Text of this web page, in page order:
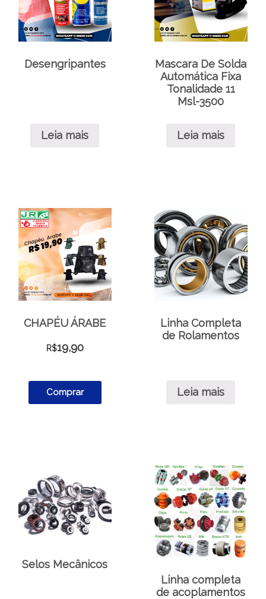
Desengripantes
Leia mais
Mascara De Solda
Automática Fixa
Tonalidade 11
Msl-3500
Leia mais
CHAPÉU ÁRABE
R$19,90
Comprar
Linha Completa
de Rolamentos
Leia mais
Selos Mecânicos
Linha completa
de acoplamentos